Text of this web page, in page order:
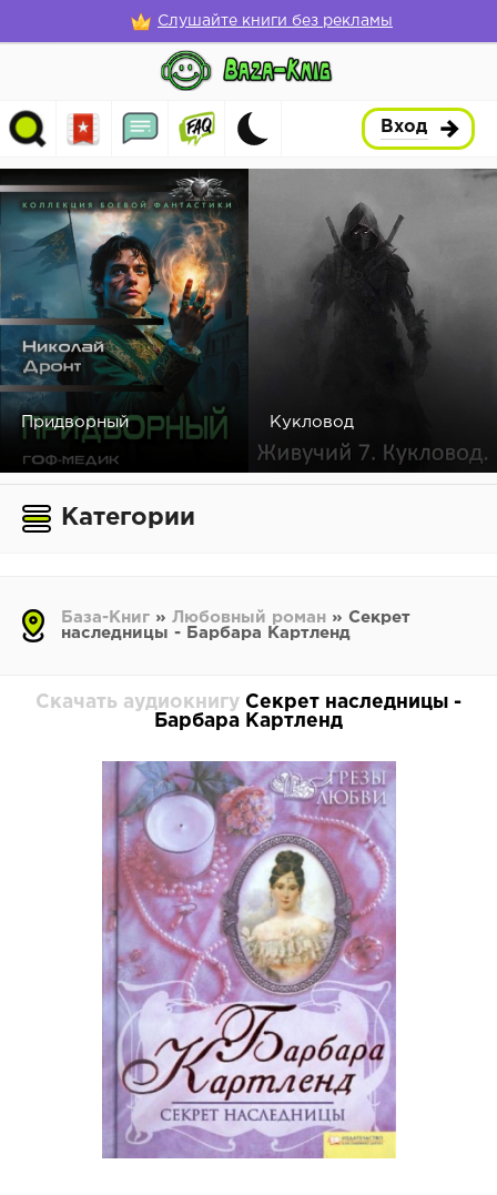
Слушайте книги без рекламы
Вход
Придворный Кукловод
Категории
База-Книг » Любовный роман » Секрет
наследницы - Барбара Картленд
Скачать аудиокнигу Секрет наследницы -
Барбара Картленд